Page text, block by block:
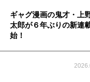
ギャグ漫画の鬼才・上
太郎が６年ぶりの新連
始！